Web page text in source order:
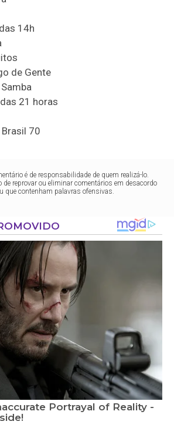
14h
de Gente
21 horas
70
é de responsabilidade de quem realizá-lo.
de reprovar ou eliminar comentários em desacordo
que contenham palavras ofensivas.